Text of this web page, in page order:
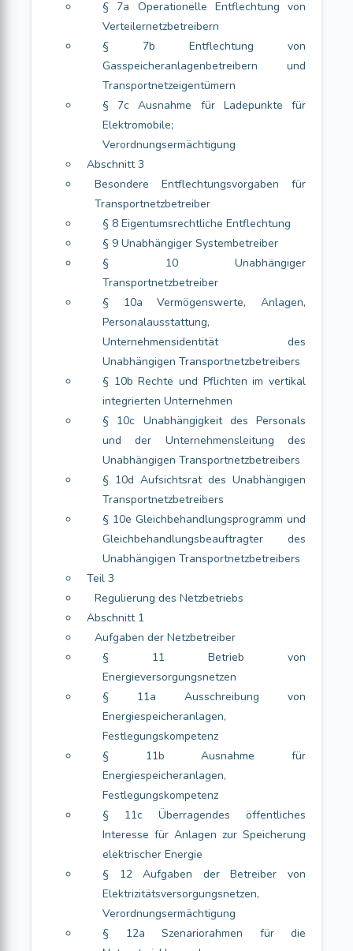
§ 7a Operationelle Entflechtung von
Verteilernetzbetreibern
§ 7b Entflechtung von
Gasspeicheranlagenbetreibern und
Transportnetzeigentümern
§ 7c Ausnahme für Ladepunkte für
Elektromobile;
Verordnungsermächtigung
Abschnitt 3
Besondere Entflechtungsvorgaben für
Transportnetzbetreiber
§ 8 Eigentumsrechtliche Entflechtung
§ 9 Unabhängiger Systembetreiber
§ 10 Unabhängiger
Transportnetzbetreiber
§ 10a Vermögenswerte, Anlagen,
Personalausstattung,
Unternehmensidentität des
Unabhängigen Transportnetzbetreibers
§ 10b Rechte und Pflichten im vertikal
integrierten Unternehmen
§ 10c Unabhängigkeit des Personals
und der Unternehmensleitung des
Unabhängigen Transportnetzbetreibers
§ 10d Aufsichtsrat des Unabhängigen
Transportnetzbetreibers
§ 10e Gleichbehandlungsprogramm und
Gleichbehandlungsbeauftragter des
Unabhängigen Transportnetzbetreibers
Teil 3
Regulierung des Netzbetriebs
Abschnitt 1
Aufgaben der Netzbetreiber
§ 11 Betrieb von
Energieversorgungsnetzen
§ 11a Ausschreibung von
Energiespeicheranlagen,
Festlegungskompetenz
§ 11b Ausnahme für
Energiespeicheranlagen,
Festlegungskompetenz
§ 11c Überragendes öffentliches
Interesse für Anlagen zur Speicherung
elektrischer Energie
§ 12 Aufgaben der Betreiber von
Elektrizitätsversorgungsnetzen,
Verordnungsermächtigung
§ 12a Szenariorahmen für die